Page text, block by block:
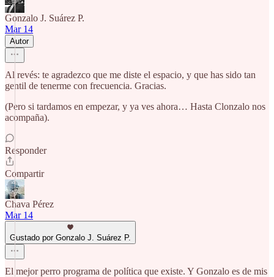
Gonzalo J. Suárez P.
Mar 14
Autor
Al revés: te agradezco que me diste el espacio, y que has sido tan
gentil de tenerme con frecuencia. Gracias.
(Pero si tardamos en empezar, y ya ves ahora… Hasta Clonzalo nos
acompaña).
Responder
Compartir
Chava Pérez
Mar 14
Gustado por Gonzalo J. Suárez P.
El mejor perro programa de política que existe. Y Gonzalo es de mis